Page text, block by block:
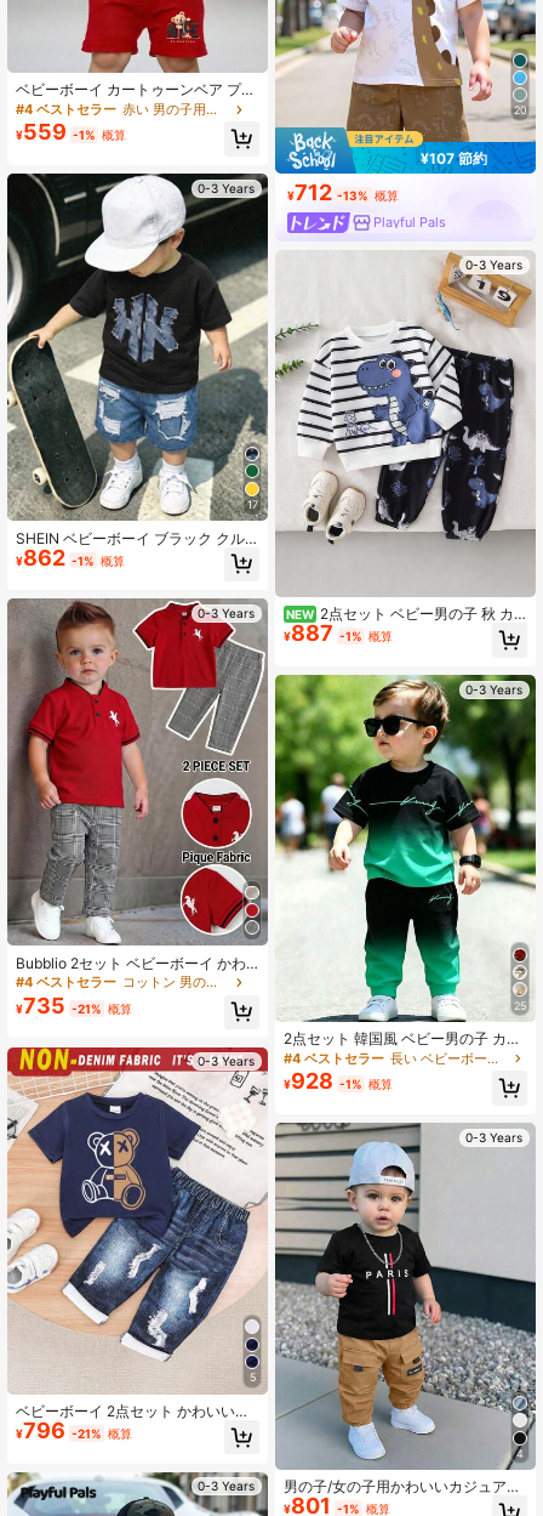
ベビーボーイ カートゥーンベア プリ
ント 半袖Tシャツ ショーツ カジュア
ルアウトフィット
#4 ベストセラー 赤い 男の子用ベビーセット
¥559 -1% 概算
0-3 Years
17
SHEIN ベビーボーイ ブラック クル
ーネック 半袖トップス&ショーツセ
ット、トップスにレタープリント、
ブラック ホワイト ブルーのカラーブ
ロック、カジュアルフィット、夏に
着るのに最適
¥862 -1% 概算
0-3 Years
Bubblio 2セット ベビーボーイ かわ
いい 都会的 スクール カジュアル 半
袖ポロシャツ & 伸縮ウエストチェッ
ク柄パンツ セット、誕生日会、イブ
式、ベビーシャワー、1歳誕生日会に
適しています
#4 ベストセラー コットン 男の子用ポロシャツ
¥735 -21% 概算
0-3 Years
5
ベビーボーイ 2点セット かわいいカ
ートゥーンベア グラフィックプリン
トTシャツとデニム風プリントロング
¥796 -21% 概算
0-3 Years
20
¥107 節約
¥712 -13% 概算
Playful Pals
0-3 Years
NEW 2点セット ベビー男の子 秋 カ
ジュアルファッションアウトフィッ
ト、カートゥーン恐竜プリント リブ
シャツ、T-Rex オールオーバープリ
ント 伸縮ウエスト テーパードパン
ツ、スポーティー ベビー男の子 春休
み ストリートウェア
¥887 -1% 概算
0-3 Years
25
2点セット 韓国風 ベビー男の子 カジ
ュアルファッション ブルーグリーン
カラーブロック グラデーション レタ
ープリント クルーネック 半袖Tシャ
ット、新学期、快適で着やすい、フ
ァッションベビー、男の子Tシャツ、
男の子ショーツ、子供パターンコピ
ー、春夏バケーションの雰囲気のあ
る新スタイルデザイン、新学期
#4 ベストセラー 長い ベビーボーイズTシャツコーデ
¥928 -1% 概算
0-3 Years
4
男の子/女の子用かわいいカジュアル
レタープリントルーズ半袖Tシャツと
¥801 -1% 概算